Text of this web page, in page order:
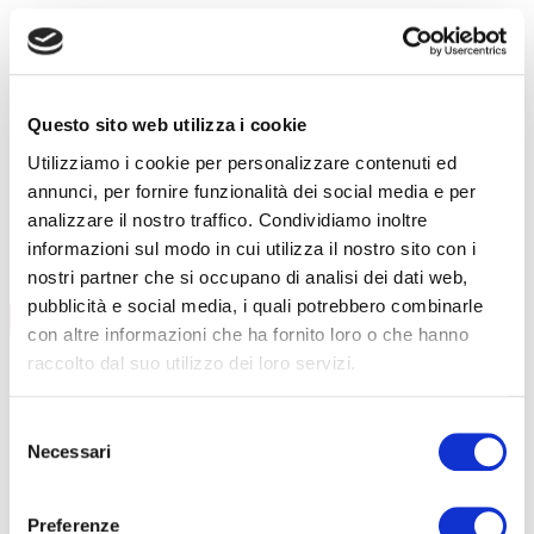
Questo sito web utilizza i cookie
Utilizziamo i cookie per personalizzare contenuti ed
annunci, per fornire funzionalità dei social media e per
analizzare il nostro traffico. Condividiamo inoltre
informazioni sul modo in cui utilizza il nostro sito con i
nostri partner che si occupano di analisi dei dati web,
pubblicità e social media, i quali potrebbero combinarle
con altre informazioni che ha fornito loro o che hanno
raccolto dal suo utilizzo dei loro servizi.
delNecessari
Preferenze
Addetti al primo soccorso
Formazione lavoratori
PES/PAV
Preposti
FORMAZIONE LAVORATORI
AGGIORNAMENTO
CONTENUTI CORSO
data
08/09/2026
DETTAGLI E ISCRIZIONE
sede